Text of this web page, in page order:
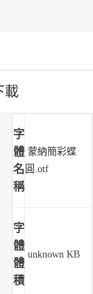
載
字
體
名
稱
蒙納簡彩蝶
圓.otf
字
體
體
積
unknown KB